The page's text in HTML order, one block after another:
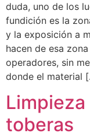
duda, uno de los
fundición es la
y la exposición a
hacen de esa
operadores, sin
donde el material
toberas